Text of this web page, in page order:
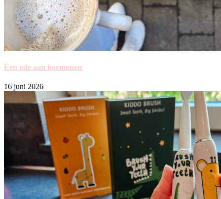
Een ode aan hormonen
16 juni 2026